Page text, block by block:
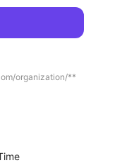
organization/**